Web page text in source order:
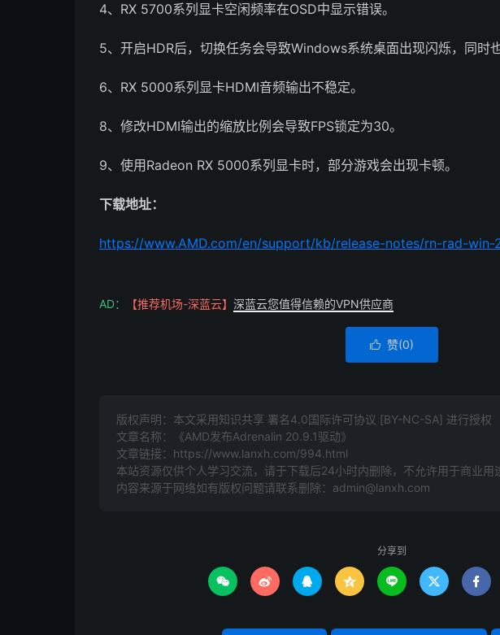
4、RX 5700系列显卡空闲频率在OSD中显示错误。
5、开启HDR后，切换任务会导致Windows系统桌面出现闪烁，同时
6、RX 5000系列显卡HDMI音频输出不稳定。
8、修改HDMI输出的缩放比例会导致FPS锁定为30。
9、使用Radeon RX 5000系列显卡时，部分游戏会出现卡顿。
下载地址：
https://www.AMD.com/en/support/kb/release-notes/rn-rad-win-
AD： 【推荐机场-深蓝云】 深蓝云您值得信赖的VPN供应商
 赞(0)
版权声明：本文采用知识共享 署名4.0国际许可协议 [BY-NC-SA] 进行授权
文章名称：《AMD发布Adrenalin 20.9.1驱动》
文章链接： https://www.lanxh.com/994.html
本站资源仅供个人学习交流，请于下载后24小时内删除，不允许用于商业用
内容来源于网络如有版权问题请联系删除：admin@lanxh.com
分享到
      